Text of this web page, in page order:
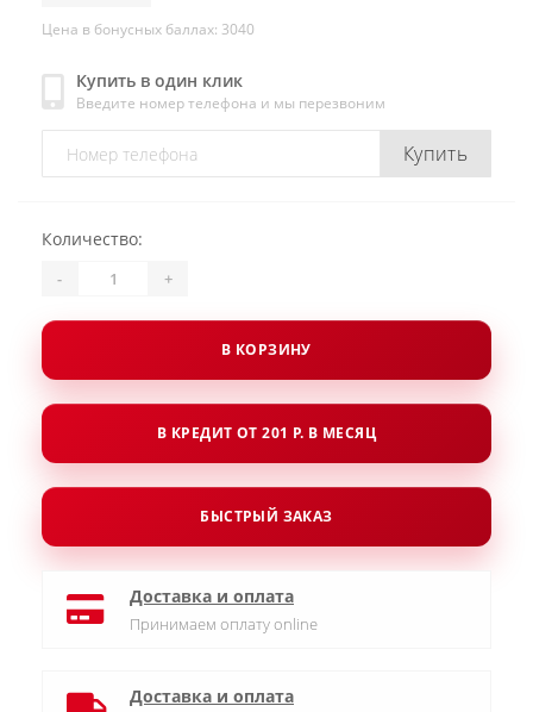
Цена в бонусных баллах: 3040
Купить в один клик
Введите номер телефона и мы перезвоним
Купить
Количество:
- +
В КОРЗИНУ
В КРЕДИТ ОТ 201 Р. В МЕСЯЦ
БЫСТРЫЙ ЗАКАЗ
Доставка и оплата
Принимаем оплату online
Доставка и оплата